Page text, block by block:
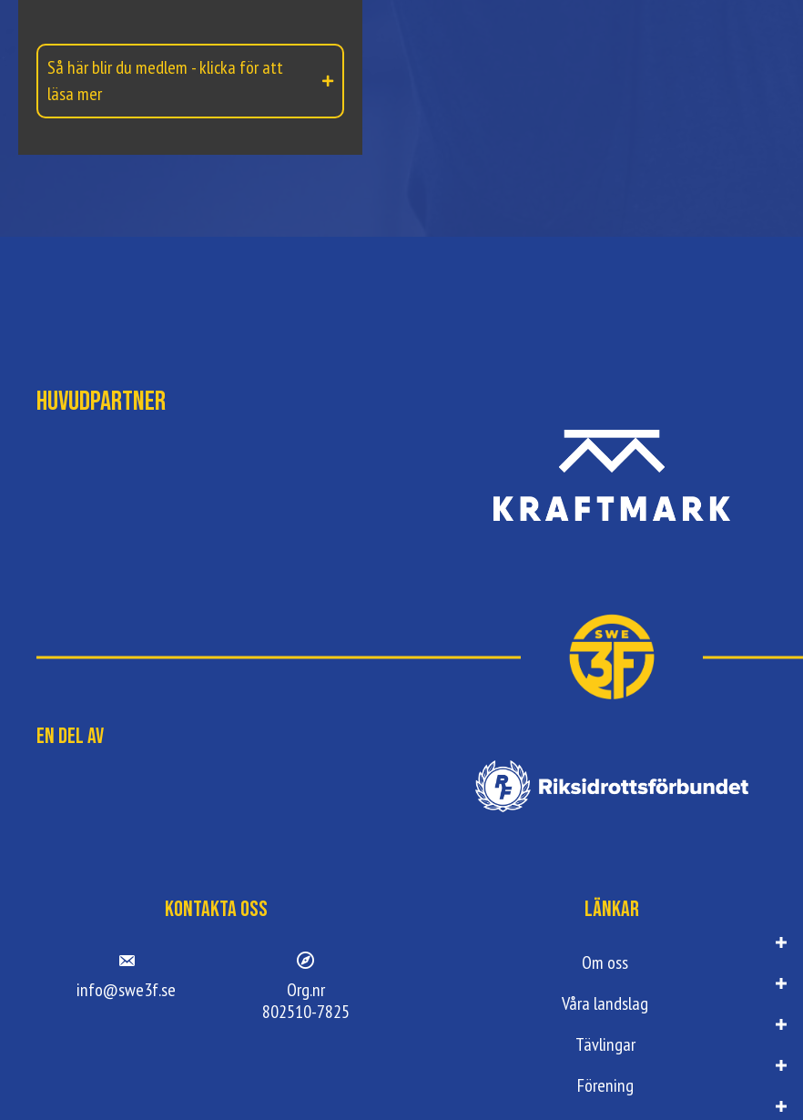
Så här blir du medlem - klicka för att
läsa mer
Huvudpartner
En del av
Kontakta oss
info@swe3f.se
Org.nr
802510-7825
Länkar
Om oss
Våra landslag
Tävlingar
Förening